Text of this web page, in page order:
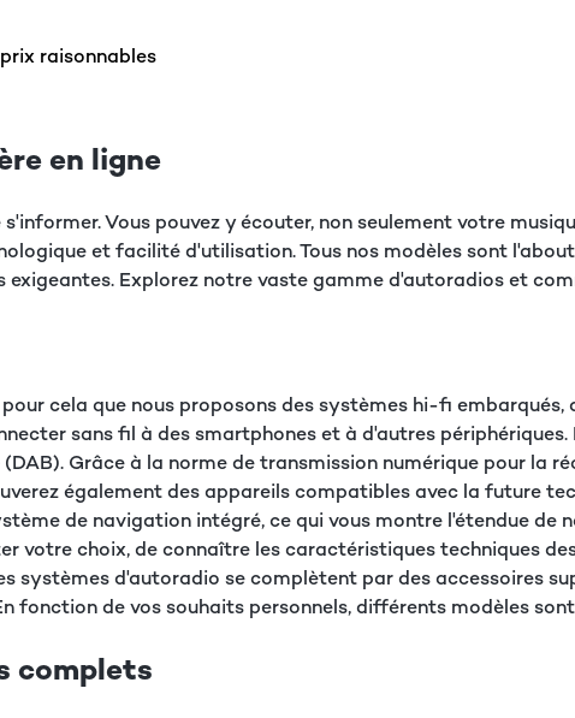
raisonnables
en ligne
Vous pouvez y écouter, non seulement votre
et facilité d'utilisation. Tous nos modèles sont
Explorez notre vaste gamme d'autoradios et
cela que nous proposons des systèmes hi-fi
sans fil à des smartphones et à d'autres
Grâce à la norme de transmission numérique pour la
également des appareils compatibles avec la future
de navigation intégré, ce qui vous montre l'étendue de
votre choix, de connaître les caractéristiques techniques
systèmes d'autoradio se complètent par des accessoires
fonction de vos souhaits personnels, différents modèles
complets